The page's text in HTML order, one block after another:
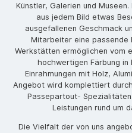
Künstler, Galerien und
aus jedem Bild etwas
ausgefallenen Geschmack
Mitarbeiter eine passende
Werkstätten ermöglichen vom
hochwertigen Färbung
Einrahmungen mit Holz,
Angebot wird komplettiert
Passepartout-
Leistungen rund um
Die Vielfalt der von uns